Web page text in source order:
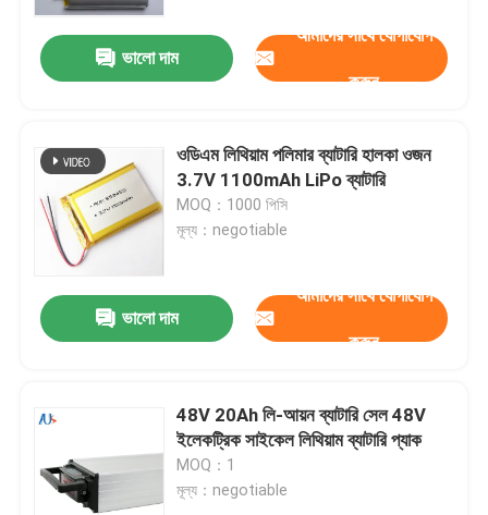
ভালো দাম
আমাদের সাথে যোগাযোগ
করুন
ওডিএম লিথিয়াম পলিমার ব্যাটারি হালকা ওজন
3.7V 1100mAh LiPo ব্যাটারি
MOQ：1000 পিসি
মূল্য：negotiable
ভালো দাম
আমাদের সাথে যোগাযোগ
করুন
48V 20Ah লি-আয়ন ব্যাটারি সেল 48V
ইলেকট্রিক সাইকেল লিথিয়াম ব্যাটারি প্যাক
MOQ：1
মূল্য：negotiable